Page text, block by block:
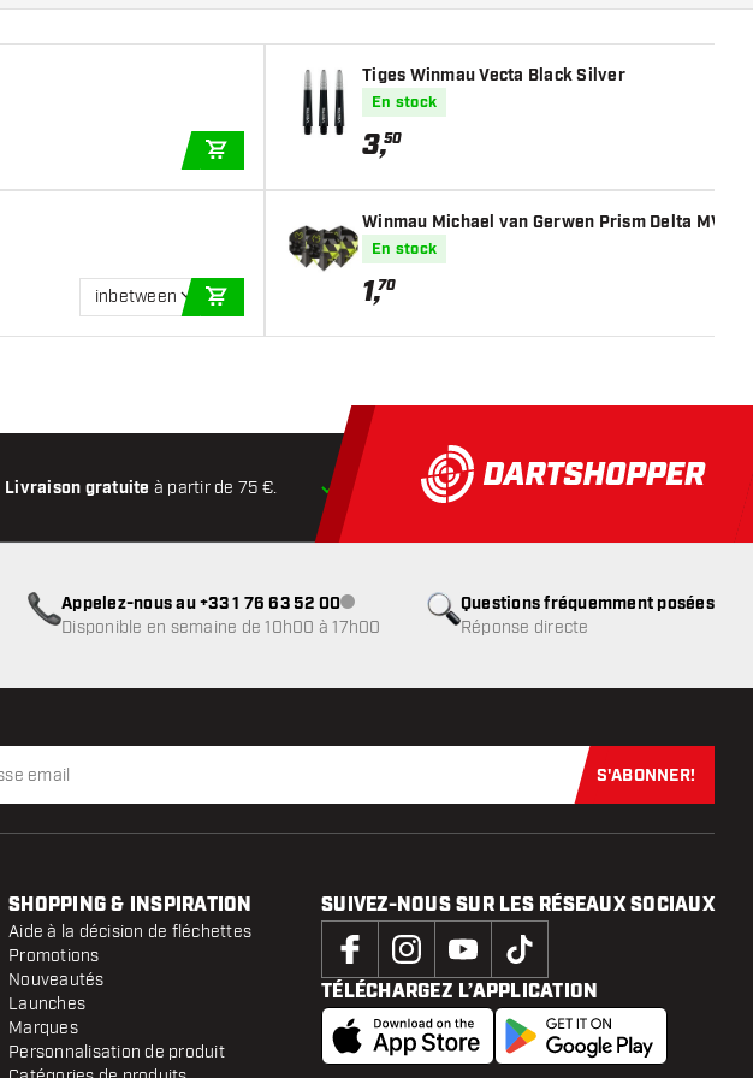
AJOUTER AU PANIER
inbetween
AJOUTER AU PANIER
Tiges Winmau Vecta Black Silver
En stock
3,50
Winmau Michael van Gerwen Prism Delta MVG
En stock
1,70
Livraison gratuite à partir de 75 €. Expédition dans les24 heures Retours
Questions fréquemment posées
Réponse directe
Appelez-nous au +33 1 76 63 52 00Service client indisponible
Disponible en semaine de 10h00 à 17h00
Abonnez-
S'ABONNER!
SHOPPING & INSPIRATION
Aide à la décision de fléchettes
Promotions
Nouveautés
Launches
Marques
Personnalisation de produit
SUIVEZ-NOUS SUR LES RÉSEAUX SOCIAUX
TÉLÉCHARGEZ L’APPLICATION